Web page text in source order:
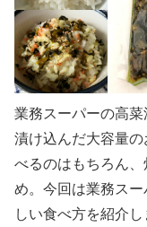
業務スーパーの高
漬け込んだ大容量
べるのはもちろん
め。今回は業務ス
しい食べ方を紹介し